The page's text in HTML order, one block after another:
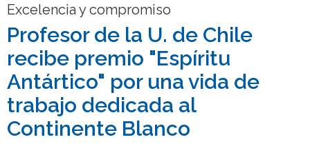
Académicas/os
Funcionarias/os
Egresadas/os
Excelencia y compromiso
Profesor de la U. de Chile
recibe premio "Espíritu
Antártico" por una vida de
trabajo dedicada al
Continente Blanco